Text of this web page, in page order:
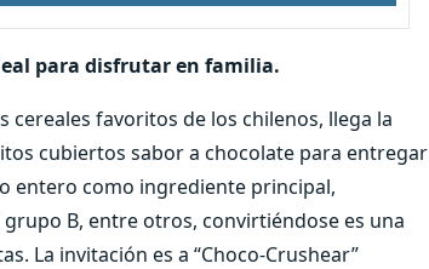
para disfrutar en familia.
favoritos de los chilenos, llega la
cubiertos sabor a chocolate para entregar
entero como ingrediente principal,
B, entre otros, convirtiéndose es una
La invitación es a “Choco-Crushear”